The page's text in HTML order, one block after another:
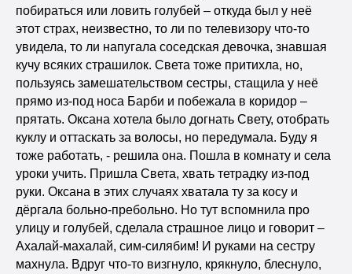
побираться или ловить голубей – откуда был у неё
этот страх, неизвестно, то ли по телевизору что-то
увидела, то ли напугала соседская девочка, знавшая
кучу всяких страшилок. Света тоже притихла, но,
пользуясь замешательством сестры, стащила у неё
прямо из-под носа Барби и побежала в коридор –
прятать. Оксана хотела было догнать Свету, отобрать
куклу и оттаскать за волосы, но передумала. Буду я
тоже работать, - решила она. Пошла в комнату и села
уроки учить. Пришла Света, хвать тетрадку из-под
руки. Оксана в этих случаях хватала ту за косу и
дёргала больно-пребольно. Но тут вспомнила про
улицу и голубей, сделала страшное лицо и говорит –
Ахалай-махалай, сим-силябим! И руками на сестру
махнула. Вдруг что-то визгнуло, крякнуло, блеснуло,